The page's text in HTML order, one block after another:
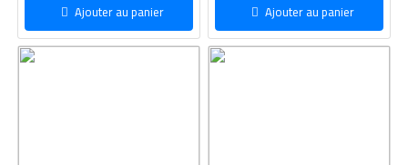
Ajouter au panier Ajouter au panier